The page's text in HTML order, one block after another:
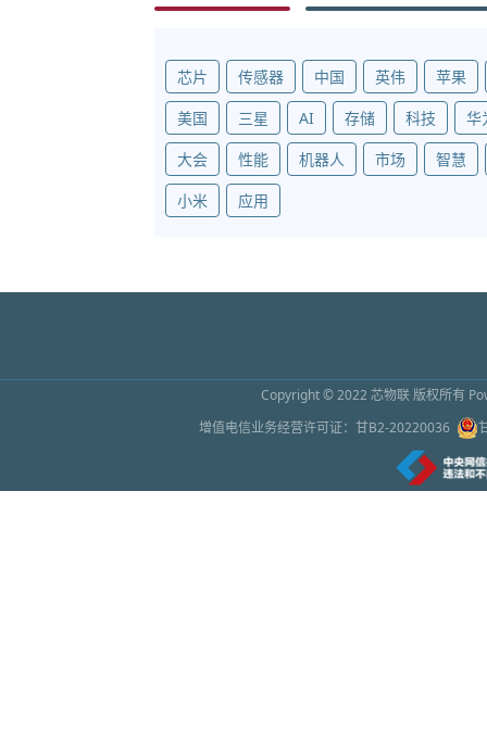
芯片 传感器 中国 英伟
苹果
美国
三星 AI 存储 科技
华
大会
性能 机器人 市场
智慧
小米
应用
Copyright © 2022 芯物联版权所有
增值电信业务经营许可证： 甘B2-20220036